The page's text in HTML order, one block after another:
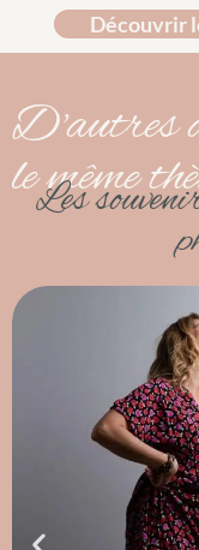
Découvrir
D'autres
le même
Les